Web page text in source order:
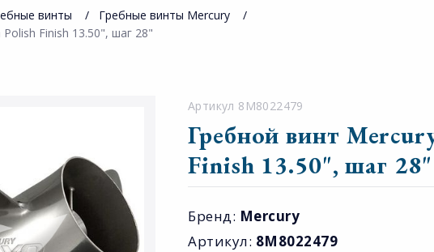
винты
Гребные винты Mercury
Finish 13.50", шаг 28"
Артикул 8M8022479
Гребной винт
Finish 13.50", шаг 28"
Бренд: Mercury
Артикул: 8M8022479